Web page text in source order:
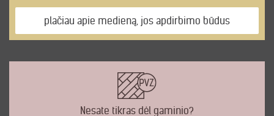
plačiau apie medieną, jos apdirbimo būdus
Nesate tikras dėl gaminio?